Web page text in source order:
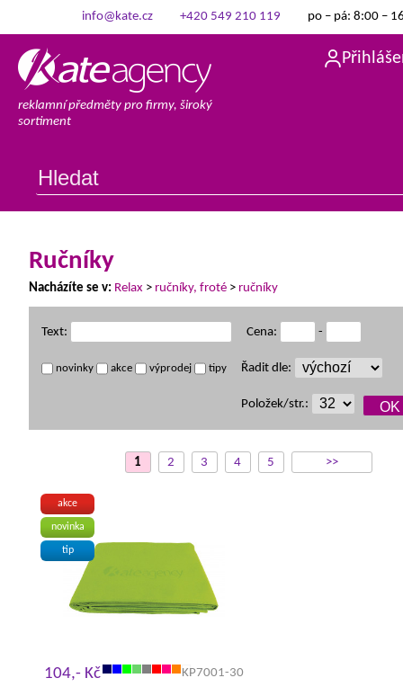
info@kate.cz +420 549 210 119 po – pá: 8:00 –
reklamní předměty pro firmy, široký
sortiment
Ručníky
Nacházíte se v: Relax > ručníky, froté > ručníky
Text: Cena: -
novinky akce výprodej tipy Řadit dle:
Položek/str.:
1 2 3 4 5 >>
akce
novinka
tip
104,- Kč KP7001-30